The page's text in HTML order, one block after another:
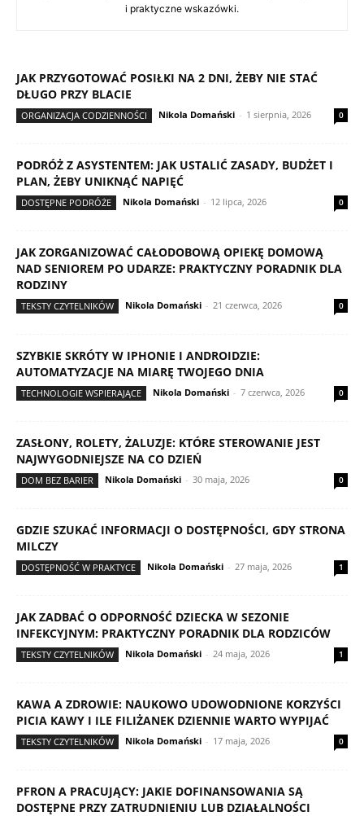
i praktyczne wskazówki.
JAK PRZYGOTOWAĆ POSIŁKI NA 2 DNI, ŻEBY NIE STAĆ
DŁUGO PRZY BLACIE
ORGANIZACJA CODZIENNOŚCI Nikola Domański - 1 sierpnia, 2026 0
PODRÓŻ Z ASYSTENTEM: JAK USTALIĆ ZASADY, BUDŻET I
PLAN, ŻEBY UNIKNĄĆ NAPIĘĆ
DOSTĘPNE PODRÓŻE Nikola Domański - 12 lipca, 2026 0
JAK ZORGANIZOWAĆ CAŁODOBOWĄ OPIEKĘ DOMOWĄ
NAD SENIOREM PO UDARZE: PRAKTYCZNY PORADNIK DLA
RODZINY
TEKSTY CZYTELNIKÓW Nikola Domański - 21 czerwca, 2026 0
SZYBKIE SKRÓTY W IPHONIE I ANDROIDZIE:
AUTOMATYZACJE NA MIARĘ TWOJEGO DNIA
TECHNOLOGIE WSPIERAJĄCE Nikola Domański - 7 czerwca, 2026 0
ZASŁONY, ROLETY, ŻALUZJE: KTÓRE STEROWANIE JEST
NAJWYGODNIEJSZE NA CO DZIEŃ
DOM BEZ BARIER Nikola Domański - 30 maja, 2026 0
GDZIE SZUKAĆ INFORMACJI O DOSTĘPNOŚCI, GDY STRONA
MILCZY
DOSTĘPNOŚĆ W PRAKTYCE Nikola Domański - 27 maja, 2026 1
JAK ZADBAĆ O ODPORNOŚĆ DZIECKA W SEZONIE
INFEKCYJNYM: PRAKTYCZNY PORADNIK DLA RODZICÓW
TEKSTY CZYTELNIKÓW Nikola Domański - 24 maja, 2026 1
KAWA A ZDROWIE: NAUKOWO UDOWODNIONE KORZYŚCI
PICIA KAWY I ILE FILIŻANEK DZIENNIE WARTO WYPIJAĆ
TEKSTY CZYTELNIKÓW Nikola Domański - 17 maja, 2026 0
PFRON A PRACUJĄCY: JAKIE DOFINANSOWANIA SĄ
DOSTĘPNE PRZY ZATRUDNIENIU LUB DZIAŁALNOŚCI